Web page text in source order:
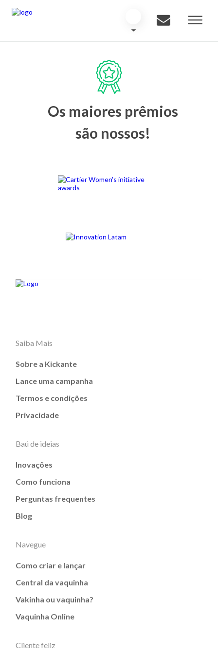
Os maiores prêmios
são nossos!
Saiba Mais
Sobre a Kickante
Lance uma campanha
Termos e condições
Privacidade
Baú de ideias
Inovações
Como funciona
Perguntas frequentes
Blog
Navegue
Como criar e lançar
Central da vaquinha
Vakinha ou vaquinha?
Vaquinha Online
Cliente feliz